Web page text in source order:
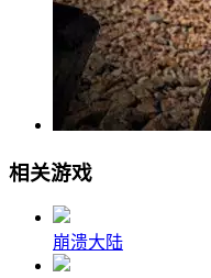
相关游戏
崩溃大陆